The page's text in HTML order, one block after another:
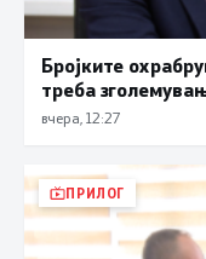
Бројките
треба
вчера, 12:27
ПРИЛОГ